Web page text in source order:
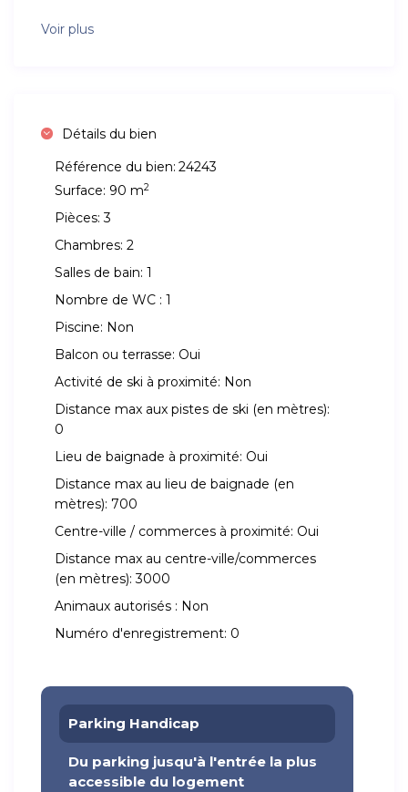
Voir plus
Détails du bien
Référence du bien: 24243
Surface: 90 m2
Pièces: 3
Chambres: 2
Salles de bain: 1
Nombre de WC : 1
Piscine: Non
Balcon ou terrasse: Oui
Activité de ski à proximité: Non
Distance max aux pistes de ski (en mètres):
0
Lieu de baignade à proximité: Oui
Distance max au lieu de baignade (en
mètres): 700
Centre-ville / commerces à proximité: Oui
Distance max au centre-ville/commerces
(en mètres): 3000
Animaux autorisés : Non
Numéro d'enregistrement: 0
Parking Handicap
Du parking jusqu'à l'entrée la plus
accessible du logement